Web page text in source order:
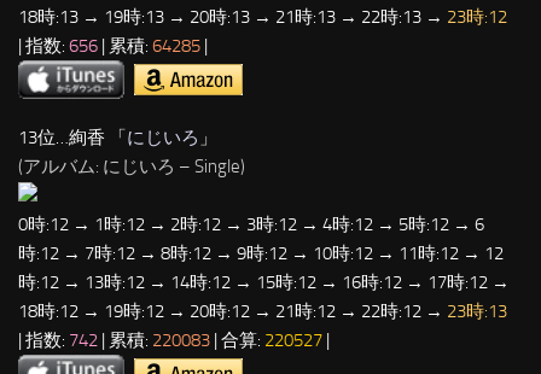
18時:13 → 19時:13 → 20時:13 → 21時:13 → 22時:13 → 23時:12
| 指数: 656 | 累積: 64285 |
13位…絢香 「にじいろ 」
(アルバム: にじいろ – Single)
0時:12 → 1時:12 → 2時:12 → 3時:12 → 4時:12 → 5時:12 → 6
時:12 → 7時:12 → 8時:12 → 9時:12 → 10時:12 → 11時:12 → 12
時:12 → 13時:12 → 14時:12 → 15時:12 → 16時:12 → 17時:12 →
18時:12 → 19時:12 → 20時:12 → 21時:12 → 22時:12 → 23時:13
| 指数: 742 | 累積: 220083 | 合算: 220527 |